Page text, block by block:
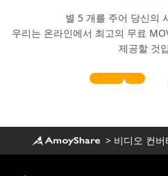
별 5 개를 주어 당신의
우리는 온라인에서 최고의 무료
제공할 것
> 비디오 컨버